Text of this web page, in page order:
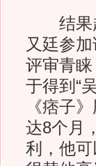
结果赵
又廷参
评审青
于得到“
《痞子
达8个月
利，他